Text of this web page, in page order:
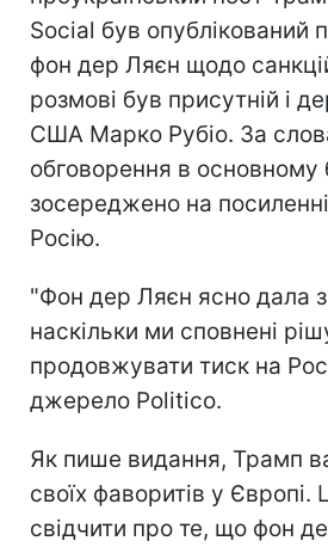
Social був опублікований
фон дер Ляєн щодо
розмові був присутній і
США Марко Рубіо. За
обговорення в основному
зосереджено на
Росію.
"Фон дер Ляєн ясно дала
наскільки ми сповнені
продовжувати тиск на
джерело Politico.
Як пише видання, Трамп
своїх фаворитів у
свідчити про те, що фон